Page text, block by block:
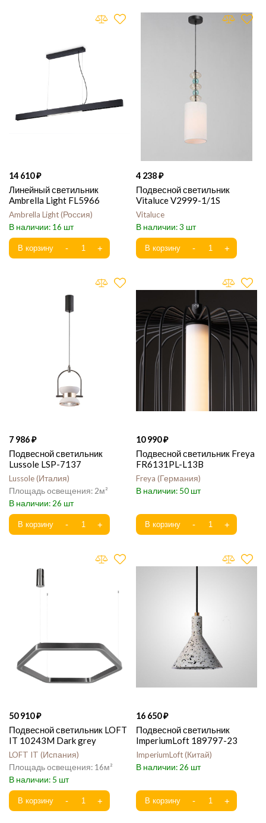
14 610
Линейный светильник
Ambrella Light FL5966
Ambrella Light Россия
16
4 238
Подвесной светильник
Vitaluce V2999-1/1S
Vitaluce
3
7 986
Подвесной светильник
Lussole LSP-7137
Lussole Италия
2
26
10 990
Подвесной светильник Freya
FR6131PL-L13B
Freya Германия
50
50 910
Подвесной светильник LOFT
IT 10243M Dark grey
LOFT IT Испания
16
5
16 650
Подвесной светильник
ImperiumLoft 189797-23
ImperiumLoft Китай
26